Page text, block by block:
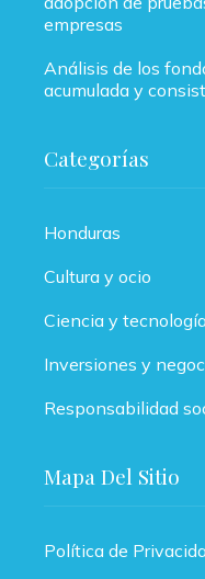
empresas
Análisis de los
acumulada y
Categorías
Honduras
Cultura y ocio
Ciencia y
Inversiones y
Responsabilidad
Mapa Del Sitio
Política de